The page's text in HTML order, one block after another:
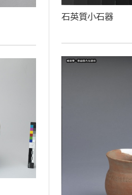
石英質小石器